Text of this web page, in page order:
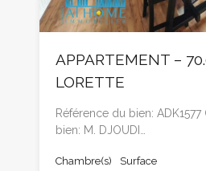
APPARTEMENT –
LORETTE
Référence du bien:
bien: M. DJOUDI…
Chambre(s)
Surface